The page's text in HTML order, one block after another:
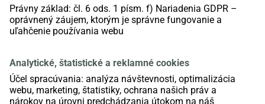
Právny základ: čl. 6 ods. 1 písm. f) Nariadenia GDPR –
oprávnený záujem, ktorým je správne fungovanie a
uľahčenie používania webu
Analytické, štatistické a reklamné cookies
Účel spracúvania: analýza návštevnosti, optimalizácia
webu, marketing, štatistiky, ochrana našich práv a
nárokov na úrovni predchádzania útokom na náš